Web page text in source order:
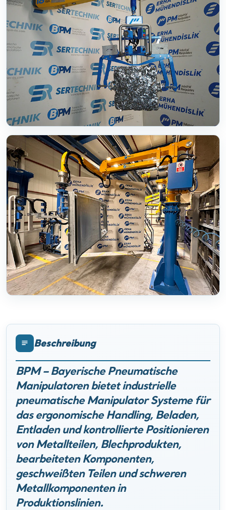
Beschreibung
BPM – Bayerische Pneumatische
Manipulatoren bietet industrielle
pneumatische Manipulator Systeme für
das ergonomische Handling, Beladen,
Entladen und kontrollierte Positionieren
von Metallteilen, Blechprodukten,
bearbeiteten Komponenten,
geschweißten Teilen und schweren
Metallkomponenten in
Produktionslinien.